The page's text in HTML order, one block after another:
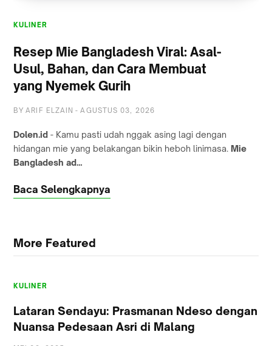
KULINER
Resep Mie Bangladesh Viral: Asal-
Usul, Bahan, dan Cara Membuat
yang Nyemek Gurih
BY ARIF ELZAIN - AGUSTUS 03, 2026
Dolen.id - Kamu pasti udah nggak asing lagi dengan
hidangan mie yang belakangan bikin heboh linimasa. Mie
Bangladesh ad…
Baca Selengkapnya
More Featured
KULINER
Lataran Sendayu: Prasmanan Ndeso dengan
Nuansa Pedesaan Asri di Malang